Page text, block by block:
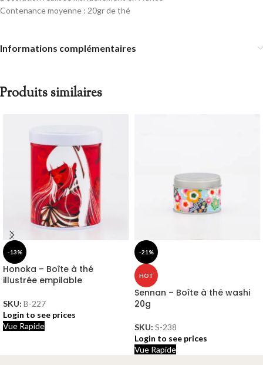
Contenance moyenne : 20gr de thé
Informations complémentaires
Produits similaires
-13%
Honoka – Boîte à thé
illustrée empilable
SKU: B-227
Login to see prices
Vue Rapide
-21%
HOT
Sennan – Boîte à thé washi
20g
SKU: S-238
Login to see prices
Vue Rapide